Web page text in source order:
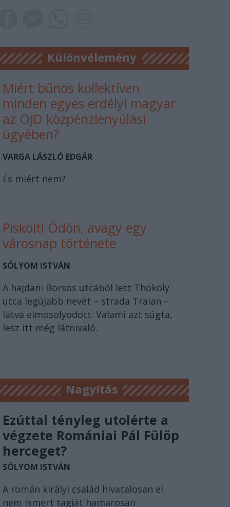
Különvélemény
Miért bűnös kollektíven
minden egyes erdélyi magyar
az OJD közpénzlenyúlási
ügyében?
VARGA LÁSZLÓ EDGÁR
És miért nem?
Piskolti Ödön, avagy egy
városnap története
SÓLYOM ISTVÁN
A hajdani Borsos utcából lett Thököly
utca legújabb nevét – strada Traian –
látva elmosolyodott. Valami azt súgta,
lesz itt még látnivaló.
Nagyítás
Ezúttal tényleg utolérte a
végzete Romániai Pál Fülöp
herceget?
SÓLYOM ISTVÁN
A román királyi család hivatalosan el
nem ismert tagját hamarosan